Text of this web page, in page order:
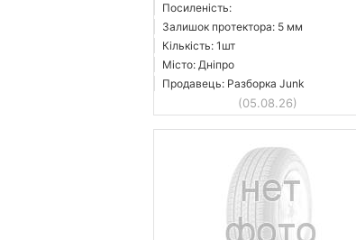
Посиленість:
Залишок протектора: 5 мм
Кількість: 1шт
Місто: Дніпро
Продавець: Разборка Junk
(05.08.26)